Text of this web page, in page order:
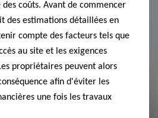
coûts. Avant de commencer
des estimations détaillées en
compte des facteurs tels que
au site et les exigences
propriétaires peuvent alors
afin d'éviter les
une fois les travaux